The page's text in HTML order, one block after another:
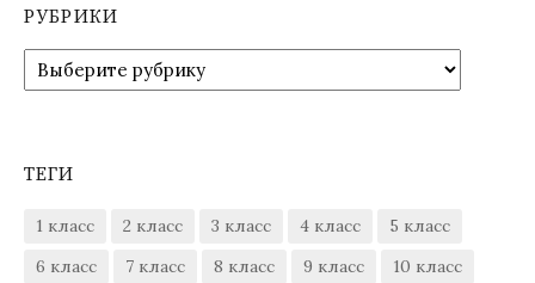
РУБРИКИ
Рубрики
ТЕГИ
1 класс 2 класс 3 класс 4 класс
5 класс
6 класс
7 класс 8 класс 9 класс
10 класс